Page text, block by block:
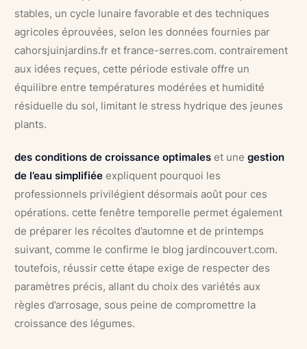
stables, un cycle lunaire favorable et des techniques
agricoles éprouvées, selon les données fournies par
cahorsjuinjardins.fr et france-serres.com. contrairement
aux idées reçues, cette période estivale offre un
équilibre entre températures modérées et humidité
résiduelle du sol, limitant le stress hydrique des jeunes
plants.
des conditions de croissance optimales et une gestion
de l’eau simplifiée expliquent pourquoi les
professionnels privilégient désormais août pour ces
opérations. cette fenêtre temporelle permet également
de préparer les récoltes d’automne et de printemps
suivant, comme le confirme le blog jardincouvert.com.
toutefois, réussir cette étape exige de respecter des
paramètres précis, allant du choix des variétés aux
règles d’arrosage, sous peine de compromettre la
croissance des légumes.